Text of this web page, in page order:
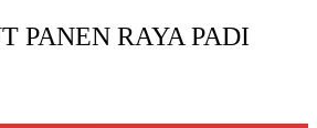
PANEN RAYA PADI